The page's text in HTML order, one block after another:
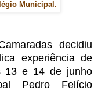
Municipal.
decidiu
experiência de
13 e 14 de junho
Pedro Felício